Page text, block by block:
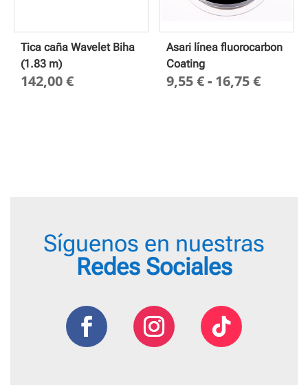
Tica caña Wavelet Biha
(1.83 m)
142,00€
Asari línea fluorocarbon
Coating
9,55€- 16,75€Rango
Síguenos en nuestras
Redes Sociales